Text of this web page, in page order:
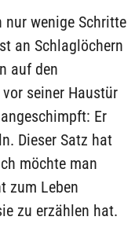
nur wenige Schritte
an Schlaglöchern
auf den
seiner Haustür
Er
Dieser Satz hat
möchte man
zum Leben
zu erzählen hat.